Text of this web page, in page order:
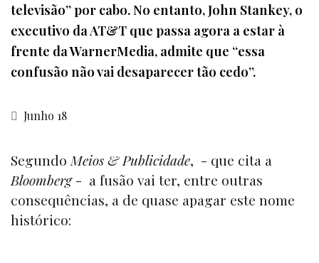
televisão” por cabo. No entanto, John Stankey, o
executivo da AT&T que passa agora a estar à
frente da WarnerMedia, admite que “essa
confusão não vai desaparecer tão cedo”.
Junho 18
Segundo Meios & Publicidade, - que cita a
Bloomberg- a fusão vai ter, entre outras
consequências, a de quase apagar este nome
histórico: